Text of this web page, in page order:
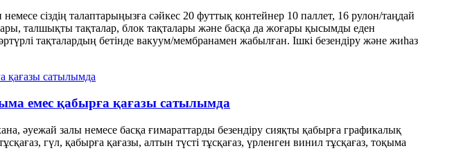
сіздің талаптарыңызға сәйкес 20 футтық контейнер 10 паллет, 16 рулон/таңдай
талшықты тақталар, блок тақталары және басқа да жоғары қысымды еден
тақталардың бетінде вакуум/мембранамен жабылған. Ішкі безендіру және жиһаз
емес қабырға қағазы сатылымда
әуежай залы немесе басқа ғимараттарды безендіру сияқты қабырға графикалық
гүл, қабырға қағазы, алтын түсті тұсқағаз, үрленген винил тұсқағаз, тоқыма